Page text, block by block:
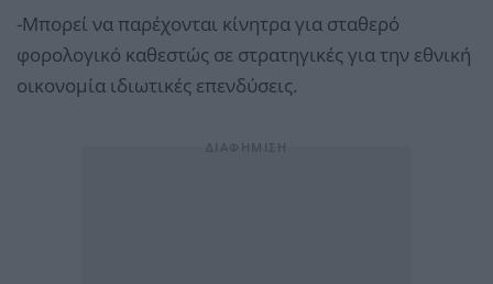
-Μπορεί να παρέχονται κίνητρα για σταθερό
φορολογικό καθεστώς σε στρατηγικές για την εθνική
οικονομία ιδιωτικές επενδύσεις.